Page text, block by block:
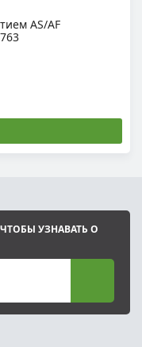
AS/AF
УЗНАВАТЬ О